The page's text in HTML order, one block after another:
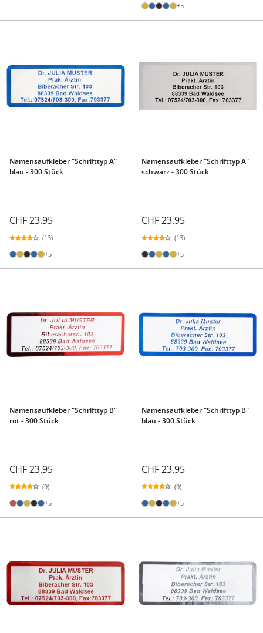
+5
Namensaufkleber "Schrifttyp A"
blau - 300 Stück
CHF 23.95
(13)
+5
Namensaufkleber "Schrifttyp A"
schwarz - 300 Stück
CHF 23.95
(13)
+5
Namensaufkleber "Schrifttyp B"
rot - 300 Stück
CHF 23.95
(9)
+5
Namensaufkleber "Schrifttyp B"
blau - 300 Stück
CHF 23.95
(9)
+5